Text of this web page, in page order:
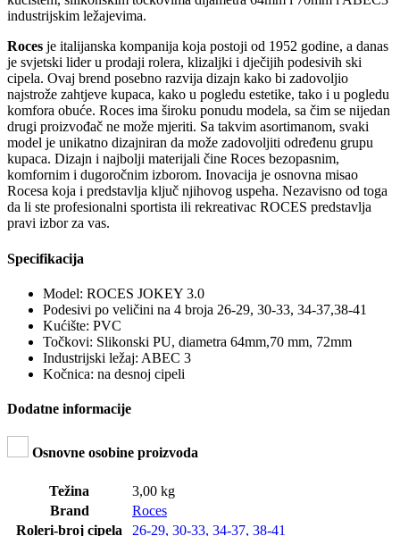
industrijskim ležajevima.
Roces je italijanska kompanija koja postoji od 1952 godine, a danas
je svjetski lider u prodaji rolera, klizaljki i dječijih podesivih ski
cipela. Ovaj brend posebno razvija dizajn kako bi zadovoljio
najstrože zahtjeve kupaca, kako u pogledu estetike, tako i u pogledu
komfora obuće. Roces ima široku ponudu modela, sa čim se nijedan
drugi proizvođač ne može mjeriti. Sa takvim asortimanom, svaki
model je unikatno dizajniran da može zadovoljiti određenu grupu
kupaca. Dizajn i najbolji materijali čine Roces bezopasnim,
komfornim i dugoročnim izborom. Inovacija je osnovna misao
Rocesa koja i predstavlja ključ njihovog uspeha. Nezavisno od toga
da li ste profesionalni sportista ili rekreativac ROCES predstavlja
pravi izbor za vas.
Specifikacija
Model: ROCES JOKEY 3.0
Podesivi po veličini na 4 broja 26-29, 30-33, 34-37,38-41
Kućište: PVC
Točkovi: Slikonski PU, diametra 64mm,70 mm, 72mm
Industrijski ležaj: ABEC 3
Kočnica: na desnoj cipeli
Dodatne informacije
Osnovne osobine proizvoda
Težina
3,00 kg
Brand
Roces
Roleri-broj cipela
26-29, 30-33, 34-37, 38-41